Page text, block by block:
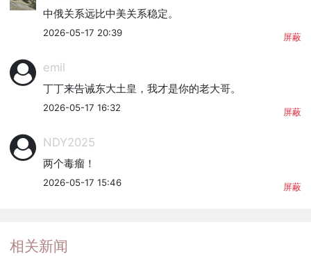
中俄关系远比中美关系稳定。
2026-05-17 20:39 屏蔽
emil
丁丁来告诫东大土皇，我才是你的老大哥。
2026-05-17 16:32 屏蔽
NDY2025
两个毒瘤！
2026-05-17 15:46 屏蔽
相关新闻